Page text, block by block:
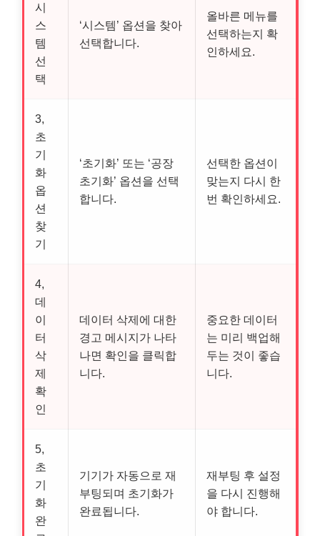
시
스
템
선
택
‘시스템’ 옵션을 찾아
선택합니다.
올바른 메뉴를
선택하는지 확
인하세요.
3,
초
기
화
옵
션
찾
기
‘초기화’ 또는 ‘공장
초기화’ 옵션을 선택
합니다.
선택한 옵션이
맞는지 다시 한
번 확인하세요.
4,
데
이
터
삭
제
확
인
데이터 삭제에 대한
경고 메시지가 나타
나면 확인을 클릭합
니다.
중요한 데이터
는 미리 백업해
두는 것이 좋습
니다.
5,
초
기
화
완
기기가 자동으로 재
부팅되며 초기화가
완료됩니다.
재부팅 후 설정
을 다시 진행해
야 합니다.